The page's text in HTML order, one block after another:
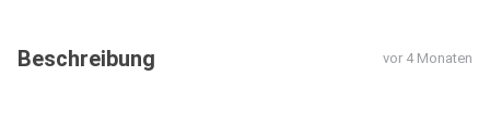
Beschreibung vor 4 Monaten